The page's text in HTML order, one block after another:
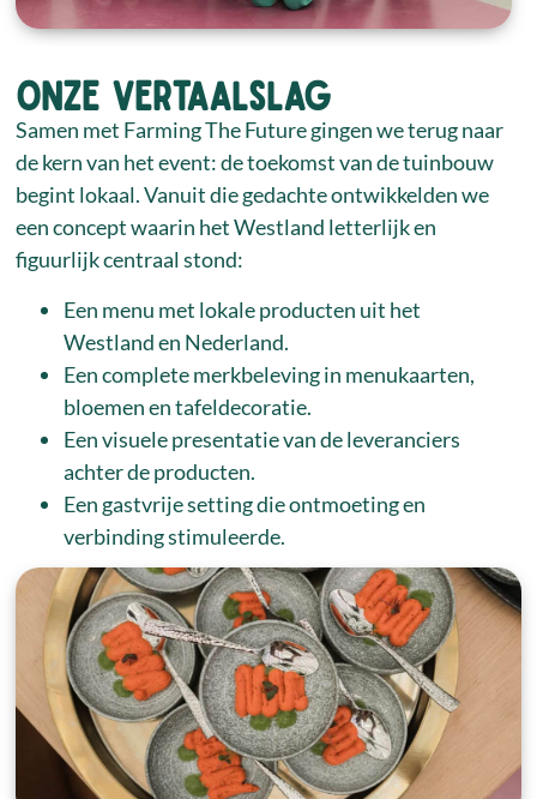
Onze vertaalslag
Samen met Farming The Future gingen we terug naar
de kern van het event: de toekomst van de tuinbouw
begint lokaal. Vanuit die gedachte ontwikkelden we
een concept waarin het Westland letterlijk en
figuurlijk centraal stond:
Een menu met lokale producten uit het
Westland en Nederland.
Een complete merkbeleving in menukaarten,
bloemen en tafeldecoratie.
Een visuele presentatie van de leveranciers
achter de producten.
Een gastvrije setting die ontmoeting en
verbinding stimuleerde.